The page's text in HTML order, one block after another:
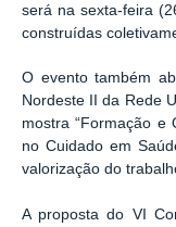
será na sexta-feira
construídas
O evento também
Nordeste II da Rede
mostra “Formação e
no Cuidado em
valorização do
A proposta do VI